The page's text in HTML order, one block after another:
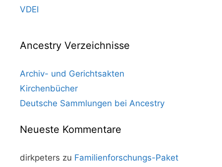
VDEI
Ancestry Verzeichnisse
Archiv- und Gerichtsakten
Kirchenbücher
Deutsche Sammlungen bei Ancestry
Neueste Kommentare
dirkpeters zu Familienforschungs-Paket